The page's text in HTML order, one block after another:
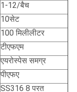
1-12/बैच
10सेट
100 मिलीलीटर
टीएफएम
एयरोस्पेस समग्र
पीएफए
SS316 8 परत